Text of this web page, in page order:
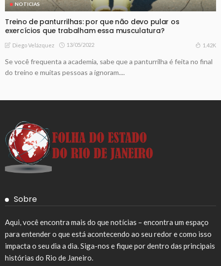
NOTICIAS
Treino de panturrilhas: por que não devo pular os
exercícios que trabalham essa musculatura?
Diego Velázquez 13/05/2022 1.42K
Se você frequenta a academia, sabe que a panturrilha é feita no final
do treino e muitas pessoas a ignoram....
Sobre
Aqui, você encontra mais do que notícias – encontra um espaço
para entender o que está acontecendo ao seu redor e como isso
impacta o seu dia a dia. Siga-nos e fique por dentro das principais
histórias do Rio de Janeiro.